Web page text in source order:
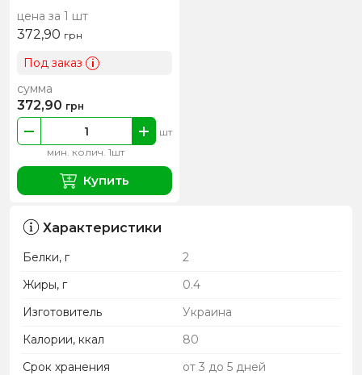
цена за 1 шт
372,90 грн
Под заказ i
мин. колич. 1шт
шт
сумма
372,90 грн
Купить
Характеристики
Белки, г
2
Жиры, г
0.4
Изготовитель
Украина
Калории, ккал
80
Срок хранения
от 3 до 5 дней